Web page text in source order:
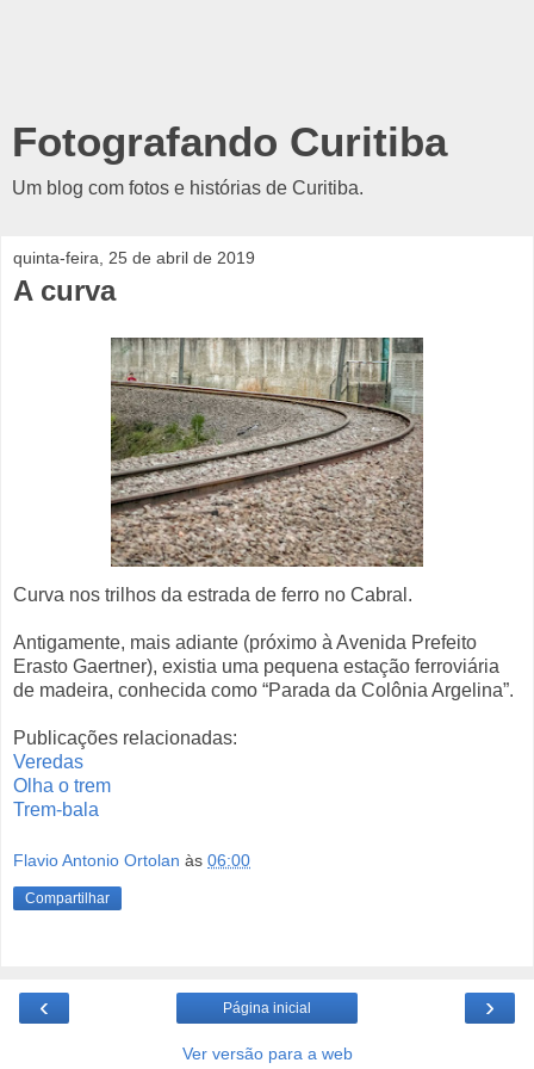
Fotografando Curitiba
Um blog com fotos e histórias de Curitiba.
quinta-feira, 25 de abril de 2019
A curva
Curva nos trilhos da estrada de ferro no Cabral.
Antigamente, mais adiante (próximo à Avenida Prefeito
Erasto Gaertner), existia uma pequena estação ferroviária
de madeira, conhecida como “Parada da Colônia Argelina”.
Publicações relacionadas:
Veredas
Olha o trem
Trem-bala
Flavio Antonio Ortolan às 06:00
Compartilhar
‹ ›
Página inicial
Ver versão para a web